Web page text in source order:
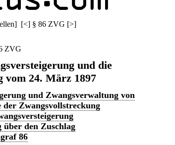
] [<] § 86 ZVG [>]
ZVG
und die
vom 24. März 1897
und Zwangsverwaltung von
der Zwangsvollstreckung
den Zuschlag
86